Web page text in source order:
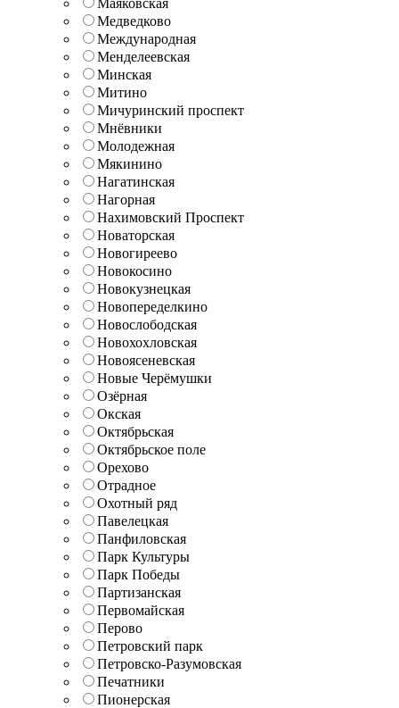
Медведково
Международная
Менделеевская
Минская
Митино
Мичуринский проспект
Мнёвники
Молодежная
Мякинино
Нагатинская
Нагорная
Нахимовский Проспект
Новаторская
Новогиреево
Новокосино
Новокузнецкая
Новопеределкино
Новослободская
Новохохловская
Новоясеневская
Новые Черёмушки
Озёрная
Окская
Октябрьская
Октябрьское поле
Орехово
Отрадное
Охотный ряд
Павелецкая
Панфиловская
Парк Культуры
Парк Победы
Партизанская
Первомайская
Перово
Петровский парк
Петровско-Разумовская
Печатники
Пионерская